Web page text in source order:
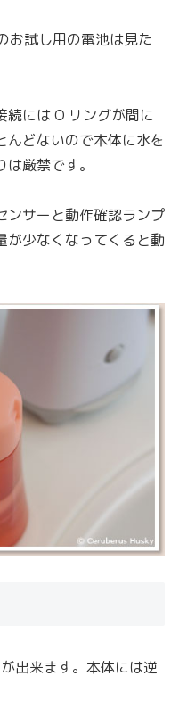
お試し用の電池は見た
には O リングが間に
どないので本体に水を
厳禁です。
ンサーと動作確認ランプ
が少なくなってくると動
出来ます。本体には逆